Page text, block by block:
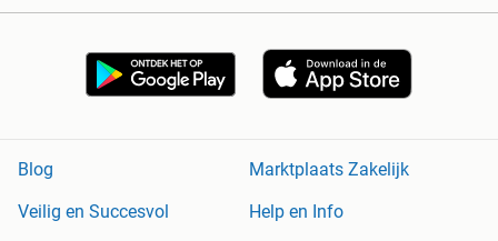
Blog
Marktplaats Zakelijk
Veilig en Succesvol
Help en Info